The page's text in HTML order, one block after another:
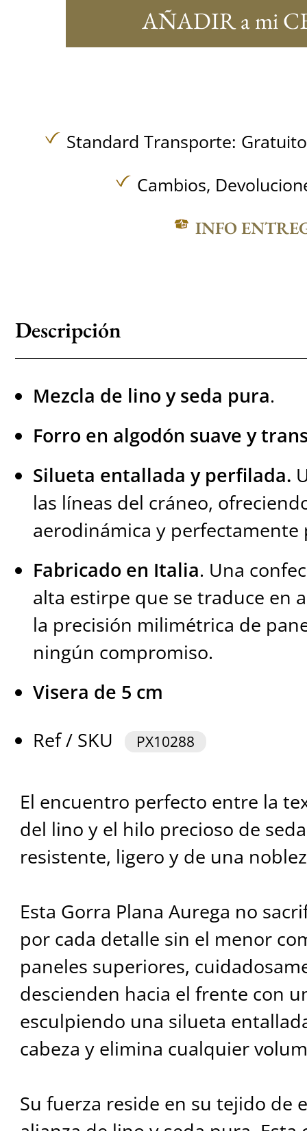
AÑADIR a mi
Standard Transporte:
Cambios,
INFO
Descripción
Mezcla de lino y seda pura.
Forro en algodón suave y
Silueta entallada y perfilada.
las líneas del cráneo,
aerodinámica y
Fabricado en Italia. Una
alta estirpe que se traduce en
la precisión milimétrica de
ningún compromiso.
Visera de 5 cm
Ref / SKU
PX10288
El encuentro perfecto entre la
del lino y el hilo precioso de
resistente, ligero y de una
Esta Gorra Plana Aurega no
por cada detalle sin el menor
paneles superiores,
descienden hacia el frente con
esculpiendo una silueta
cabeza y elimina cualquier
Su fuerza reside en su tejido de